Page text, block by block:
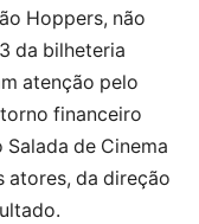
Hoppers, não
da bilheteria
atenção pelo
financeiro
de Cinema
atores, da direção